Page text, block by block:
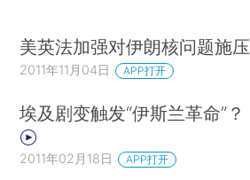
美英法加强对伊朗核问题施压
2011年11月04日 APP打开
埃及剧变触发“伊斯兰革命”？
2011年02月18日 APP打开